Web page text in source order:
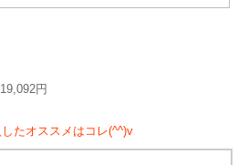
円
たオススメはコレ(^^)v